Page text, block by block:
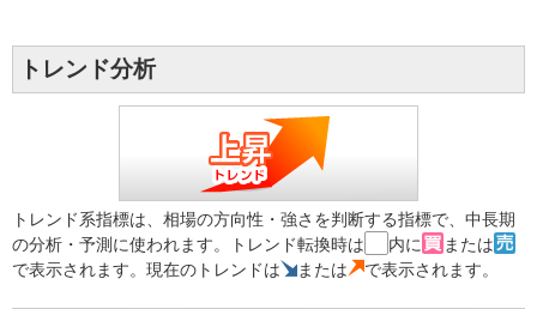
トレンド分析
トレンド系指標は、相場の方向性・強さを判断する指標で、中長期
の分析・予測に使われます。トレンド転換時は
内に
または
で表示されます。現在のトレンドは
または で表示されます。